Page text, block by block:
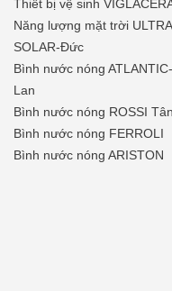
Thiết bị vệ sinh
Năng lượng mặt trời ULTRA
SOLAR-Đức
Bình nước nóng
Lan
Bình nước nóng ROSSI
Bình nước nóng FERROLI
Bình nước nóng ARISTON